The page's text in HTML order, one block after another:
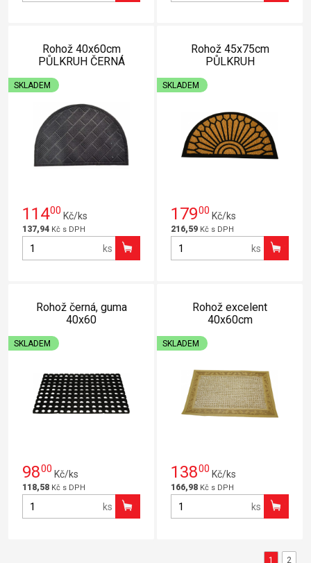
Rohož 40x60cm
PŮLKRUH ČERNÁ
SKLADEM
11400 Kč/ks
137,94 Kč s DPH
ks
Rohož 45x75cm
PŮLKRUH
SKLADEM
17900 Kč/ks
216,59 Kč s DPH
ks
Rohož černá, guma
40x60
SKLADEM
9800 Kč/ks
118,58 Kč s DPH
ks
Rohož excelent
40x60cm
SKLADEM
13800 Kč/ks
166,98 Kč s DPH
ks
1 2